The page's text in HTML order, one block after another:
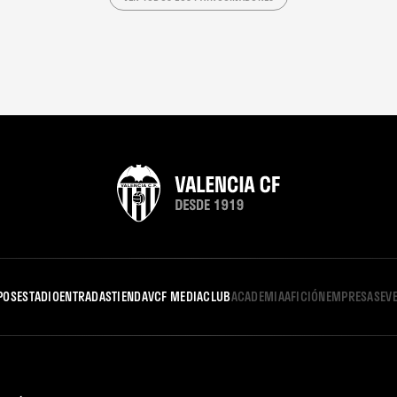
ESTADIOENTRADASTIENDAVCF MEDIACLUBACADEMIAAFICIÓNEMPRESAS